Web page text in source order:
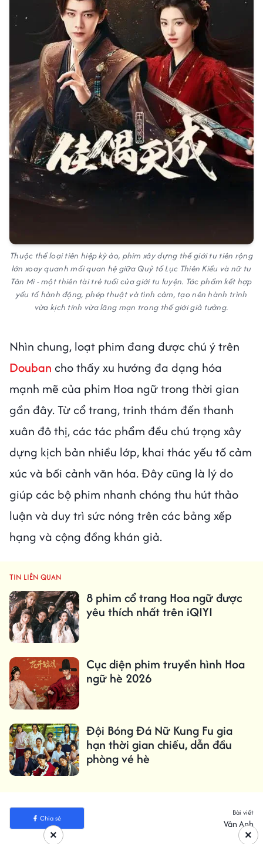
Thuộc thể loại tiên hiệp kỳ ảo, phim xây dựng thế giới tu tiên rộng
lớn xoay quanh mối quan hệ giữa Quỷ tổ Lục Thiên Kiều và nữ tu
Tân Mi - một thiên tài trẻ tuổi của giới tu luyện. Tác phẩm kết hợp
yếu tố hành động, phép thuật và tình cảm, tạo nên hành trình
vừa kịch tính vừa lãng mạn trong thế giới giả tưởng.
Nhìn chung, loạt phim đang được chú ý trên
Douban cho thấy xu hướng đa dạng hóa
mạnh mẽ của phim Hoa ngữ trong thời gian
gần đây. Từ cổ trang, trinh thám đến thanh
xuân đô thị, các tác phẩm đều chú trọng xây
dựng kịch bản nhiều lớp, khai thác yếu tố cảm
xúc và bối cảnh văn hóa. Đây cũng là lý do
giúp các bộ phim nhanh chóng thu hút thảo
luận và duy trì sức nóng trên các bảng xếp
hạng và cộng đồng khán giả.
TIN LIÊN QUAN
8 phim cổ trang Hoa ngữ được
yêu thích nhất trên iQIYI
Cục diện phim truyền hình Hoa
ngữ hè 2026
Đội Bóng Đá Nữ Kung Fu gia
hạn thời gian chiếu, dẫn đầu
phòng vé hè
Chia sẻ
Bài viết
Vân Anh
×
×